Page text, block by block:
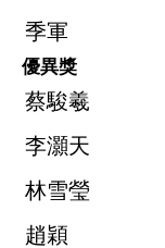
季軍
優異獎
蔡駿羲
李灝天
林雪瑩
趙穎